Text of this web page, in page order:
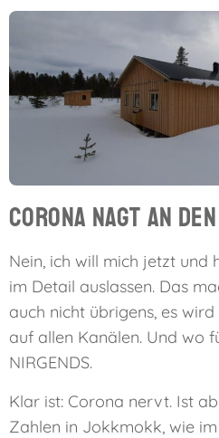
Corona nagt an
Nein, ich will mich jetzt und
im Detail auslassen. Das
auch nicht übrigens, es
auf allen Kanälen. Und wo
NIRGENDS.
Klar ist: Corona nervt. Ist
Zahlen in Jokkmokk, wie